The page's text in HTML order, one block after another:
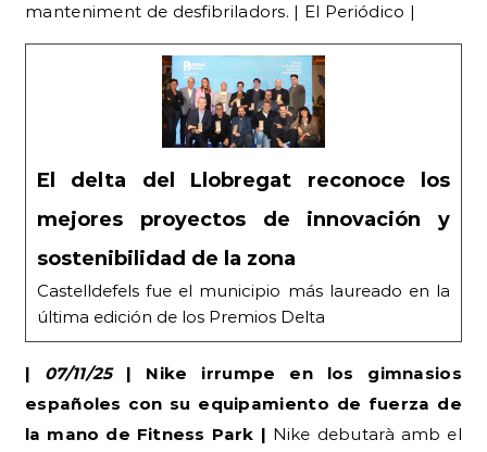
manteniment de desfibriladors. | El Periódico |
El delta del Llobregat reconoce los
mejores proyectos de innovación y
sostenibilidad de la zona
Castelldefels fue el municipio más laureado en la
última edición de los Premios Delta
| 07/11/25| Nike irrumpe en los gimnasios
españoles con su equipamiento de fuerza de
la mano de Fitness Park | Nike debutarà amb el